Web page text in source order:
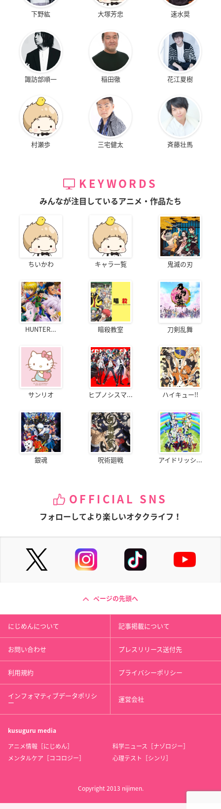
下野紘 大塚芳忠 速水奨
諏訪部順一 稲田徹 花江夏樹
村瀬歩 三宅健太 斉藤壮馬
KEYWORDS
みんなが注目しているアニメ・作品たち
ちいかわ キャラ一覧 鬼滅の刃
HUNTER... 暗殺教室 刀剣乱舞
サンリオ ヒプノシスマ... ハイキュー!!
銀魂 呪術廻戦 アイドリッシ...
OFFICIAL SNS
フォローしてより楽しいオタクライフ！
ページの先頭へ
にじめんについて 記事掲載について
お問い合わせ プレスリリース送付先
利用規約 プライバシーポリシー
インフォマティブデータポリシ
ー 運営会社
kusuguru media
アニメ情報［にじめん］
科学ニュース［ナゾロジー］
メンタルケア［ココロジー］
心理テスト［シンリ］
Copyright 2013 nijimen.